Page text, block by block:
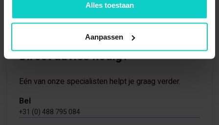
Alles toestaan
Aanpassen
Direct advies nodig?
Eén van onze specialisten helpt je graag verder.
Bel
+31 (0) 488 795 084